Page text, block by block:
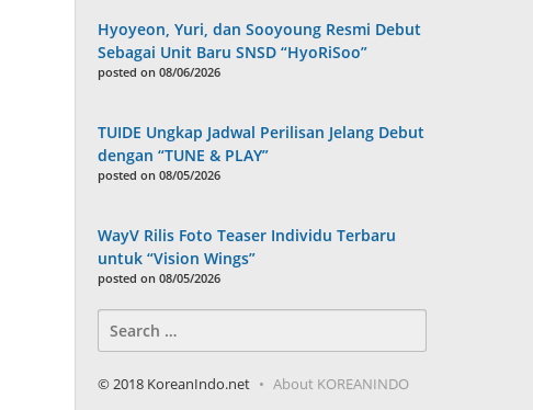
Hyoyeon, Yuri, dan Sooyoung Resmi Debut
Sebagai Unit Baru SNSD “HyoRiSoo”
posted on 08/06/2026
TUIDE Ungkap Jadwal Perilisan Jelang Debut
dengan “TUNE & PLAY”
posted on 08/05/2026
WayV Rilis Foto Teaser Individu Terbaru
untuk “Vision Wings”
posted on 08/05/2026
for:
© 2018 KoreanIndo.net About KOREANINDO